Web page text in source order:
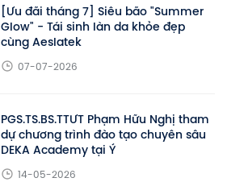
[Ưu đãi tháng 7] Siêu bão "Summer
Glow" - Tái sinh làn da khỏe đẹp
cùng Aeslatek
07-07-2026
PGS.TS.BS.TTƯT Phạm Hữu Nghị tham
dự chương trình đào tạo chuyên sâu
DEKA Academy tại Ý
14-05-2026